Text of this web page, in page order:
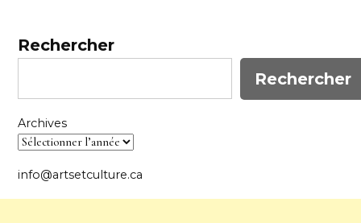
Rechercher
Rechercher
Archives
info@artsetculture.ca